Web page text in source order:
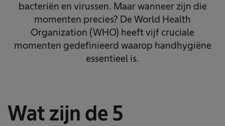
bacteriën en virussen. Maar wanneer zijn die
momenten precies? De World Health
Organization (WHO) heeft vijf cruciale
momenten gedefinieerd waarop handhygiëne
essentieel is.
Wat zijn de 5